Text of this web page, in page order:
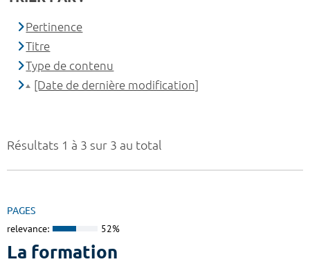
Résultats 1 à 3 sur 3 au total
PAGES
relevance: 52%
La formation
Pertinence
Titre
Type de contenu
[Date de dernière modification]